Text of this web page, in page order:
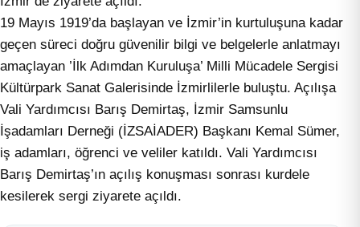
19 Mayıs 1919’da başlayan ve İzmir’in kurtuluşuna kadar
geçen süreci doğru güvenilir bilgi ve belgelerle anlatmayı
amaçlayan ’İlk Adımdan Kuruluşa’ Milli Mücadele Sergisi
Kültürpark Sanat Galerisinde İzmirlilerle buluştu. Açılışa
Vali Yardımcısı Barış Demirtaş, İzmir Samsunlu
İşadamları Derneği (İZSAİADER) Başkanı Kemal Sümer,
iş adamları, öğrenci ve veliler katıldı. Vali Yardımcısı
Barış Demirtaş’ın açılış konuşması sonrası kurdele
kesilerek sergi ziyarete açıldı.